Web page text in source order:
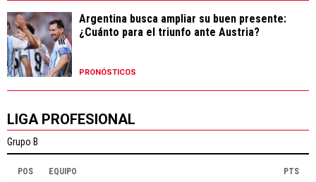
Argentina busca ampliar su buen presente:
¿Cuánto para el triunfo ante Austria?
PRONÓSTICOS
LIGA PROFESIONAL